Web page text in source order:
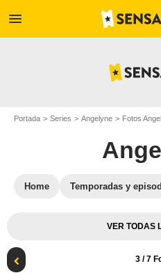
menu
Portada Series Angelyne Fotos
Home Temporadas y
VER TODAS
3 / 7